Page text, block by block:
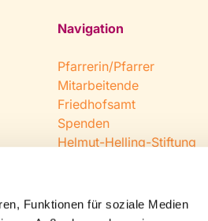
Funktionen für soziale Medien
Navigation
Pfarrerin/Pfarrer
Mitarbeitende
Friedhofsamt
Spenden
Helmut-Helling-Stiftung